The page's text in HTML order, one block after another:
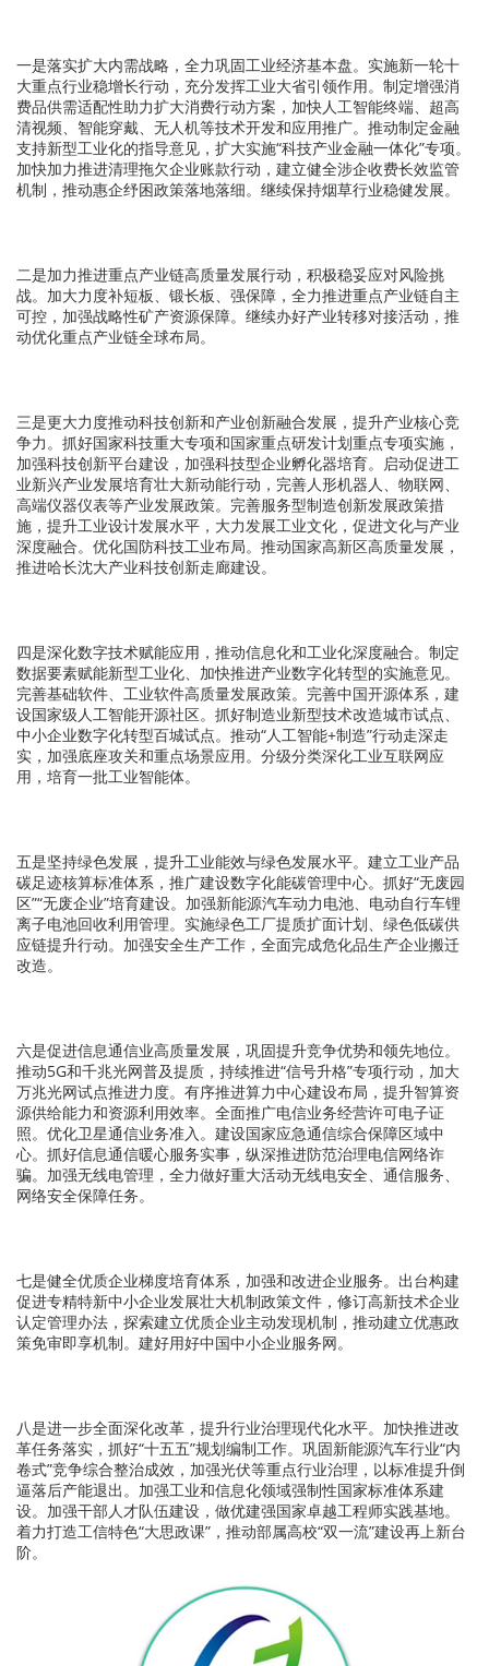
一是落实扩大内需战略，全力巩固工业经济基本盘。 实施新一轮十
大重点行业稳增长行动，充分发挥工业大省引领作用。制定增强消
费品供需适配性助力扩大消费行动方案，加快人工智能终端、超高
清视频、智能穿戴、无人机等技术开发和应用推广。推动制定金融
支持新型工业化的指导意见，扩大实施“科技产业金融一体化”专项。
加快加力推进清理拖欠企业账款行动，建立健全涉企收费长效监管
机制，推动惠企纾困政策落地落细。继续保持烟草行业稳健发展。
二是加力推进重点产业链高质量发展行动，积极稳妥应对风险挑
战。 加大力度补短板、锻长板、强保障，全力推进重点产业链自主
可控，加强战略性矿产资源保障。继续办好产业转移对接活动，推
动优化重点产业链全球布局。
三是更大力度推动科技创新和产业创新融合发展，提升产业核心竞
争力。 抓好国家科技重大专项和国家重点研发计划重点专项实施，
加强科技创新平台建设，加强科技型企业孵化器培育。启动促进工
业新兴产业发展培育壮大新动能行动，完善人形机器人、物联网、
高端仪器仪表等产业发展政策。完善服务型制造创新发展政策措
施，提升工业设计发展水平，大力发展工业文化，促进文化与产业
深度融合。优化国防科技工业布局。推动国家高新区高质量发展，
推进哈长沈大产业科技创新走廊建设。
四是深化数字技术赋能应用，推动信息化和工业化深度融合。 制定
数据要素赋能新型工业化、加快推进产业数字化转型的实施意见。
完善基础软件、工业软件高质量发展政策。完善中国开源体系，建
设国家级人工智能开源社区。抓好制造业新型技术改造城市试点、
中小企业数字化转型百城试点。推动“人工智能+制造”行动走深走
实，加强底座攻关和重点场景应用。分级分类深化工业互联网应
用，培育一批工业智能体。
五是坚持绿色发展，提升工业能效与绿色发展水平。 建立工业产品
碳足迹核算标准体系，推广建设数字化能碳管理中心。抓好“无废园
区”“无废企业”培育建设。加强新能源汽车动力电池、电动自行车锂
离子电池回收利用管理。实施绿色工厂提质扩面计划、绿色低碳供
应链提升行动。加强安全生产工作，全面完成危化品生产企业搬迁
改造。
六是促进信息通信业高质量发展，巩固提升竞争优势和领先地位。
推动5G和千兆光网普及提质，持续推进“信号升格”专项行动，加大
万兆光网试点推进力度。有序推进算力中心建设布局，提升智算资
源供给能力和资源利用效率。全面推广电信业务经营许可电子证
照。优化卫星通信业务准入。建设国家应急通信综合保障区域中
心。抓好信息通信暖心服务实事，纵深推进防范治理电信网络诈
骗。加强无线电管理，全力做好重大活动无线电安全、通信服务、
网络安全保障任务。
七是健全优质企业梯度培育体系，加强和改进企业服务。 出台构建
促进专精特新中小企业发展壮大机制政策文件，修订高新技术企业
认定管理办法，探索建立优质企业主动发现机制，推动建立优惠政
策免审即享机制。建好用好中国中小企业服务网。
八是进一步全面深化改革，提升行业治理现代化水平。 加快推进改
革任务落实，抓好“十五五”规划编制工作。巩固新能源汽车行业“内
卷式”竞争综合整治成效，加强光伏等重点行业治理，以标准提升倒
逼落后产能退出。加强工业和信息化领域强制性国家标准体系建
设。加强干部人才队伍建设，做优建强国家卓越工程师实践基地。
着力打造工信特色“大思政课”，推动部属高校“双一流”建设再上新台
阶。